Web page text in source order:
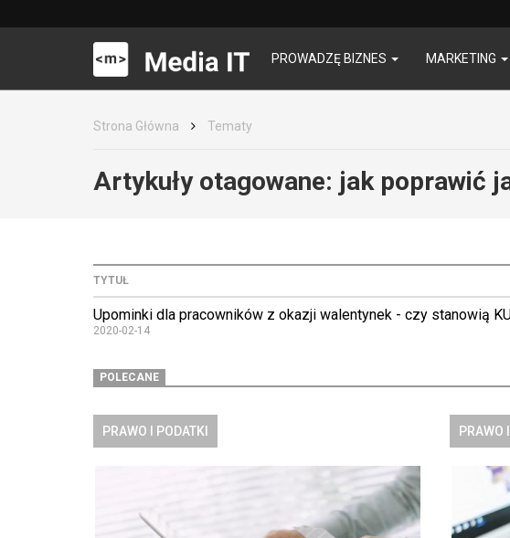
PROWADZĘ BIZNES MARKETING
Strona Główna Tematy
Artykuły otagowane: jak poprawić
TYTUŁ
Upominki dla pracowników z okazji walentynek - czy stanowią
2020-02-14
POLECANE
PRAWO I PODATKI PRAWO